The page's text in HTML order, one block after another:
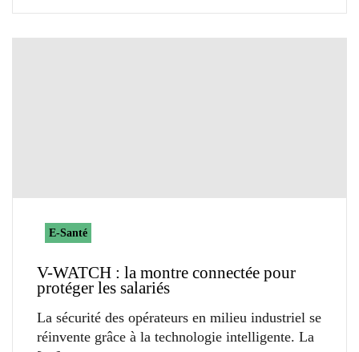
E-Santé
V-WATCH : la montre connectée pour
protéger les salariés
La sécurité des opérateurs en milieu industriel se
réinvente grâce à la technologie intelligente. La